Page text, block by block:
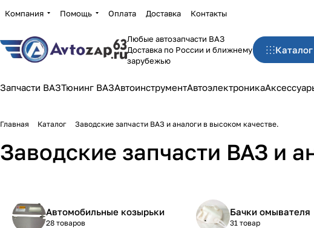
Компания Помощь Оплата Доставка Контакты
Любые автозапчасти ВАЗ
Доставка по России и ближнему
зарубежью
Каталог
Запчасти ВАЗТюнинг ВАЗАвтоинструментАвтоэлектроника
Главная Каталог Заводские запчасти ВАЗ и аналоги в высоком качестве.
Заводские запчасти ВАЗ и
Автомобильные козырьки
28 товаров
Бачки омывателя
31 товар